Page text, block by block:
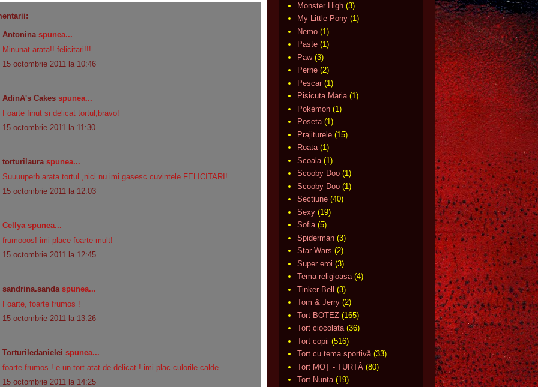
Antoninaspunea...
Minunat arata!! felicitari!!!
15 octombrie 2011 la 10:46
AdinA's Cakes spunea...
Foarte finut si delicat tortul,bravo!
15 octombrie 2011 la 11:30
torturilauraspunea...
Suuuuperb arata tortul ,nici nu imi gasesc cuvintele.FELICITARI!
15 octombrie 2011 la 12:03
Cellya spunea...
frumooos! imi place foarte mult!
15 octombrie 2011 la 12:45
sandrina.sandaspunea...
Foarte, foarte frumos !
15 octombrie 2011 la 13:26
Torturiledanielei spunea...
foarte frumos ! e un tort atat de delicat ! imi plac culorile calde ...
15 octombrie 2011 la 14:25
Monster High (3)
My Little Pony (1)
Nemo (1)
Paste (1)
Paw (3)
Perne (2)
Pescar (1)
Pisicuta Maria (1)
Pokémon (1)
Poseta (1)
Prajiturele (15)
Roata (1)
Scoala (1)
Scooby Doo (1)
Scooby-Doo (1)
Sectiune (40)
Sexy (19)
Sofia (5)
Spiderman (3)
Star Wars (2)
Super eroi (3)
Tema religioasa (4)
Tinker Bell
(3)
Tom & Jerry (2)
Tort BOTEZ (165)
Tort ciocolata (36)
Tort copii (516)
Tort cu tema sportivă (33)
Tort MOȚ - TURTĂ (80)
Tort Nunta (19)